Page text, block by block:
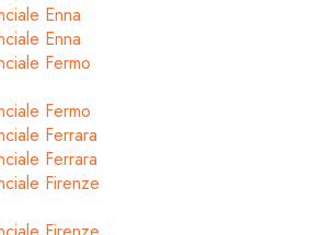
Enna
Enna
Fermo
Fermo
Ferrara
Ferrara
Firenze